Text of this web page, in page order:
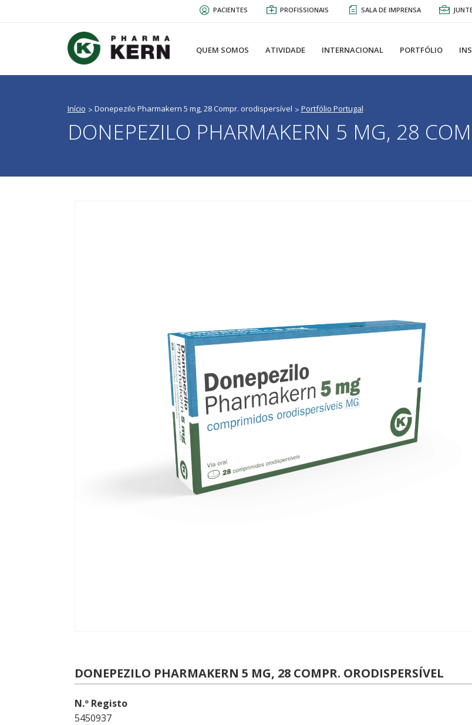
PACIENTES PROFISSIONAIS SALA DE IMPRENSA
QUEM SOMOS ATIVIDADE INTERNACIONAL PORTFÓLIO
Início Donepezilo Pharmakern 5 mg, 28 Compr. orodispersível Portfólio Portugal
DONEPEZILO PHARMAKERN 5 MG, 28
DONEPEZILO PHARMAKERN 5 MG, 28 COMPR. ORODISPERSÍVEL
N.º Registo
5450937